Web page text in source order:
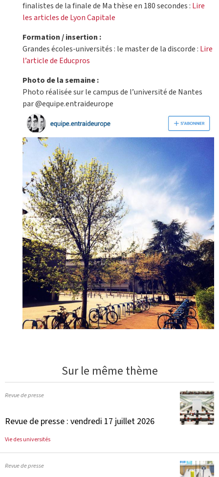
finalistes de la finale de Ma thèse en 180 secondes : Lire
les articles de Lyon Capitale
Formation / insertion :
Grandes écoles-universités : le master de la discorde : Lire
l’article de Educpros
Photo de la semaine :
Photo réalisée sur le campus de l’université de Nantes
par @equipe.entraideurope
Sur le même thème
Revue de presse
Revue de presse : vendredi 17 juillet 2026
Vie des universités
Revue de presse